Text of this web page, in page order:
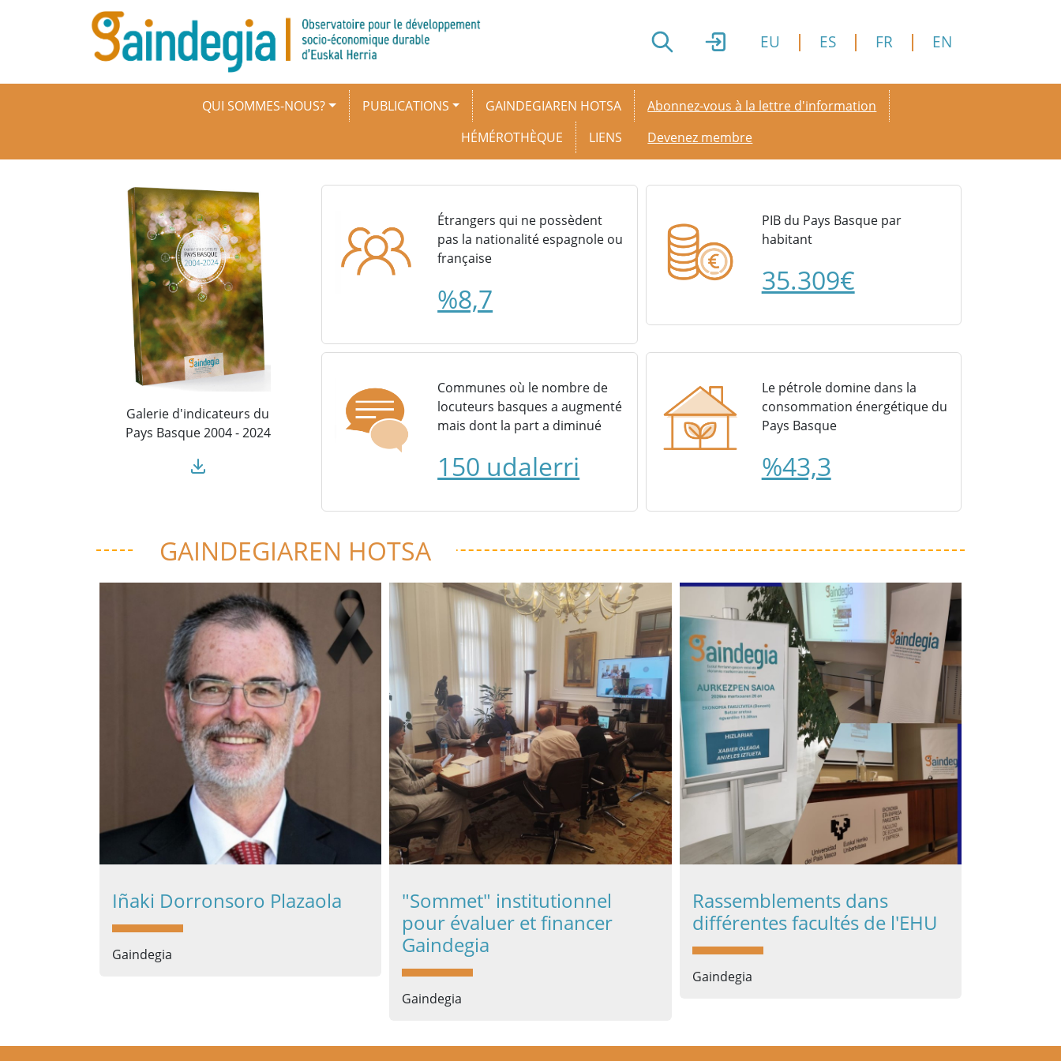
Aller au contenu principal
EU ES FR EN
Navigation principaleQUI SOMMES-NOUS? PUBLICATIONS
GAINDEGIAREN HOTSA
HÉMÉROTHÈQUE
LIENS
Secondary menu
Abonnez-vous à la lettre d'information
Devenez membre
Galerie d'indicateurs du
Pays Basque 2004 - 2024
Étrangers qui ne possèdent
pas la nationalité espagnole ou
française
%8,7
PIB du Pays Basque par
habitant
35.309€
Communes où le nombre de
locuteurs basques a augmenté
mais dont la part a diminué
150 udalerri
Le pétrole domine dans la
consommation énergétique du
Pays Basque
%43,3
GAINDEGIAREN HOTSA
Iñaki Dorronsoro Plazaola
Gaindegia
"Sommet" institutionnel
pour évaluer et financer
Gaindegia
Gaindegia
Rassemblements dans
différentes facultés de l'EHU
Gaindegia